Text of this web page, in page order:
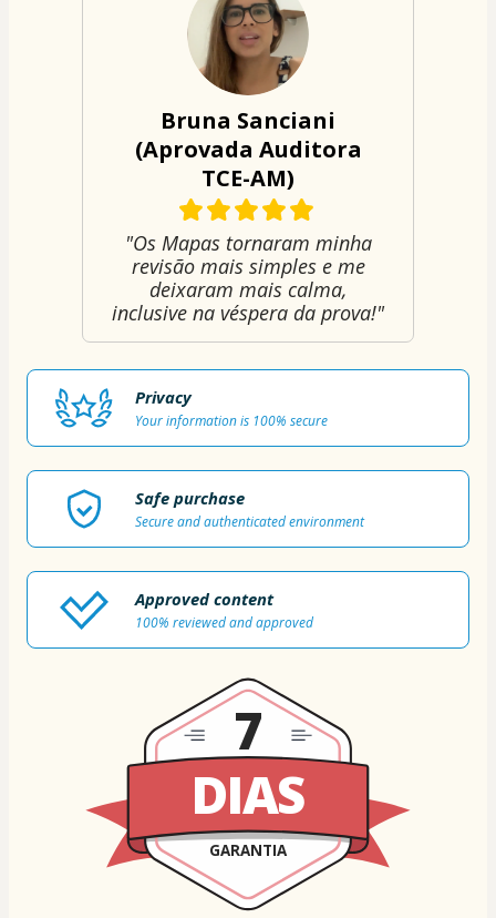
Bruna Sanciani
(Aprovada Auditora
TCE-AM)
"Os Mapas tornaram minha
revisão mais simples e me
deixaram mais calma,
inclusive na véspera da prova!"
Privacy
Your information is 100% secure
Safe purchase
Secure and authenticated environment
Approved content
100% reviewed and approved
DIAS
GARANTIA
7